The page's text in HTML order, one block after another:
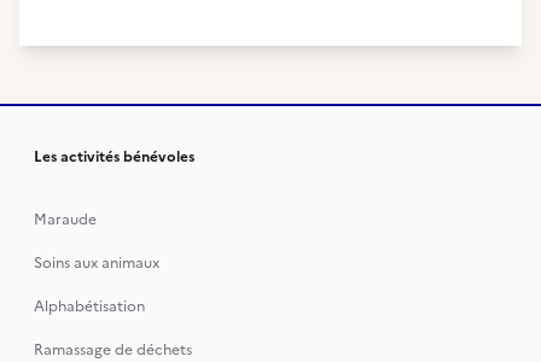
Les activités bénévoles
Maraude
Soins aux animaux
Alphabétisation
Ramassage de déchets